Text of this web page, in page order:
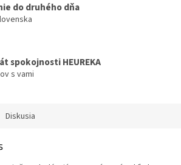
do druhého dňa
spokojnosti HEUREKA
s vami
Diskusia